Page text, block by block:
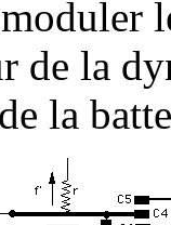
de la
la